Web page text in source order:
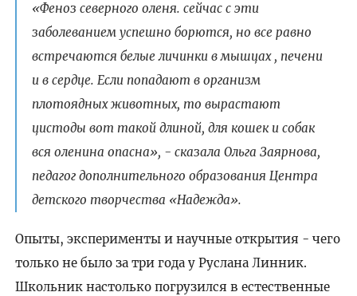
«Феноз северного оленя. сейчас с эти
заболеванием успешно борются, но все равно
встречаются белые личинки в мышцах , печени
и в сердце. Если попадают в организм
плотоядных животных, то вырастают
цистоды вот такой длиной, для кошек и собак
вся оленина опасна», - сказала Ольга Заярнова,
педагог дополнительного образования Центра
детского творчества «Надежда».
Опыты, эксперименты и научные открытия - чего
только не было за три года у Руслана Линник.
Школьник настолько погрузился в естественные